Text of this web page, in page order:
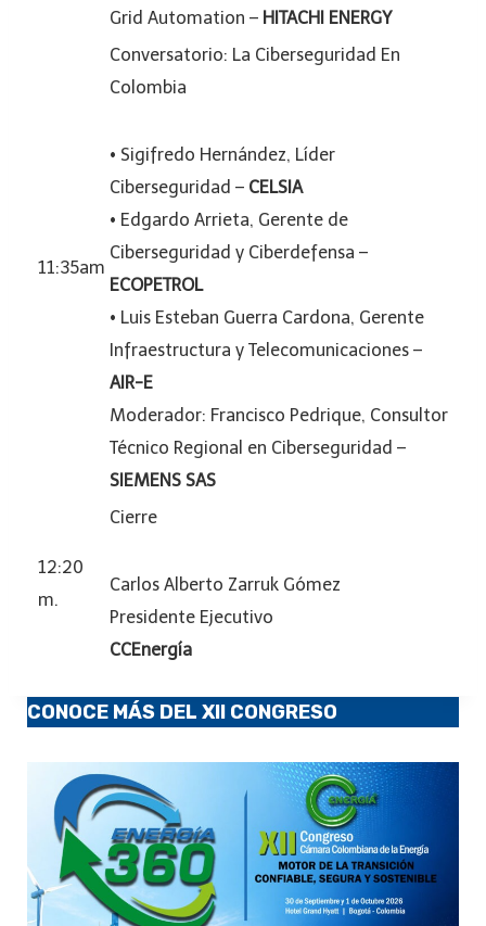
Grid Automation – HITACHI ENERGY
11:35am
Conversatorio: La Ciberseguridad En
Colombia
• Sigifredo Hernández, Líder
Ciberseguridad – CELSIA
• Edgardo Arrieta, Gerente de
Ciberseguridad y Ciberdefensa –
ECOPETROL
• Luis Esteban Guerra Cardona, Gerente
Infraestructura y Telecomunicaciones –
AIR-E
Moderador: Francisco Pedrique, Consultor
Técnico Regional en Ciberseguridad –
SIEMENS SAS
12:20
m.
Cierre
Carlos Alberto Zarruk Gómez
Presidente Ejecutivo
CCEnergía
CONOCE MÁS DEL XII CONGRESO